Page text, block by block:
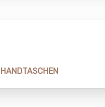
HANDTASCHEN